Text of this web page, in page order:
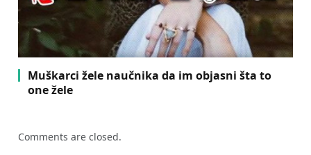
Muškarci žele naučnika da im objasni šta to
one žele
Comments are closed.